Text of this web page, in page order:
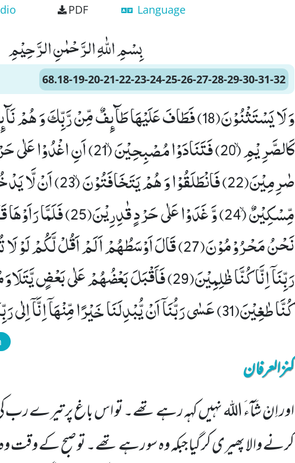
PDF Language
بِسْمِ اللّٰهِ الرَّحْمٰنِ الرَّحِیْمِ
68.18-19-20-21-22-23-24-25-26-27-28-29-30-31-32
كَالصَّرِیْمِۙ (20) فَتَنَادَوْا مُصْبِحِیْنَۙ
صٰرِمِیْنَ(22) فَانْطَلَقُوْا
كُنَّا طٰغِیْنَ(31) عَسٰى رَبُّنَاۤ اَنْ یُّبْدِلَنَا خَیْرًا مِّنْهَاۤ اِنَّاۤ اِلٰى رَبِّنَا رٰغِبُوْنَ(32)
کنزالعرفان
اور اِنْ شَآءَ اللہ نہیں کہہ رہے تھے۔ تو اس باغ پر تیرے
کرنے والا پھیری کر گیا جبکہ وہ سو رہے تھے۔ تو صبح کے وقت